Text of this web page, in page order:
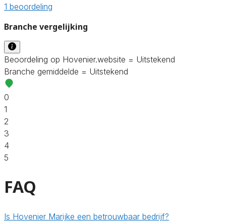
1 beoordeling
Branche vergelijking
Beoordeling op Hovenier.website = Uitstekend
Branche gemiddelde = Uitstekend
0
1
2
3
4
5
FAQ
Is Hovenier Marijke een betrouwbaar bedrijf?